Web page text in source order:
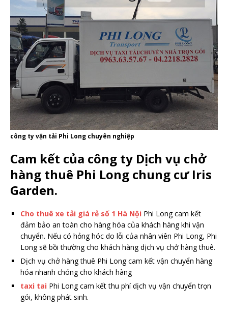
công ty vận tải Phi Long chuyên nghiệp
Cam kết của công ty Dịch vụ chở
hàng thuê Phi Long chung cư Iris
Garden.
Cho thuê xe tải giá rẻ số 1 Hà Nội Phi Long cam kết
đảm bảo an toàn cho hàng hóa của khách hàng khi vận
chuyển. Nếu có hỏng hóc do lỗi của nhân viên Phi Long, Phi
Long sẽ bồi thường cho khách hàng dịch vụ chở hàng thuê.
Dịch vụ chở hàng thuê Phi Long cam kết vận chuyển hàng
hóa nhanh chóng cho khách hàng
taxi tai Phi Long cam kết thu phí dịch vụ vận chuyển trọn
gói, không phát sinh.